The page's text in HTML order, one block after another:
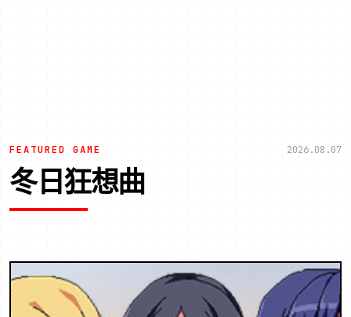
FEATURED GAME 2026.08.07
冬日狂想曲